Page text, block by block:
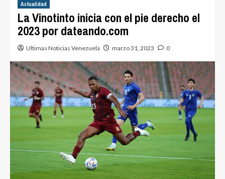
Actualidad
La Vinotinto inicia con el pie derecho el
2023 por dateando.com
Ultimas Noticias Venezuela marzo 31, 2023 0